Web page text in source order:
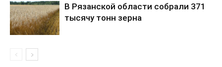
В Рязанской области собрали 371
тысячу тонн зерна